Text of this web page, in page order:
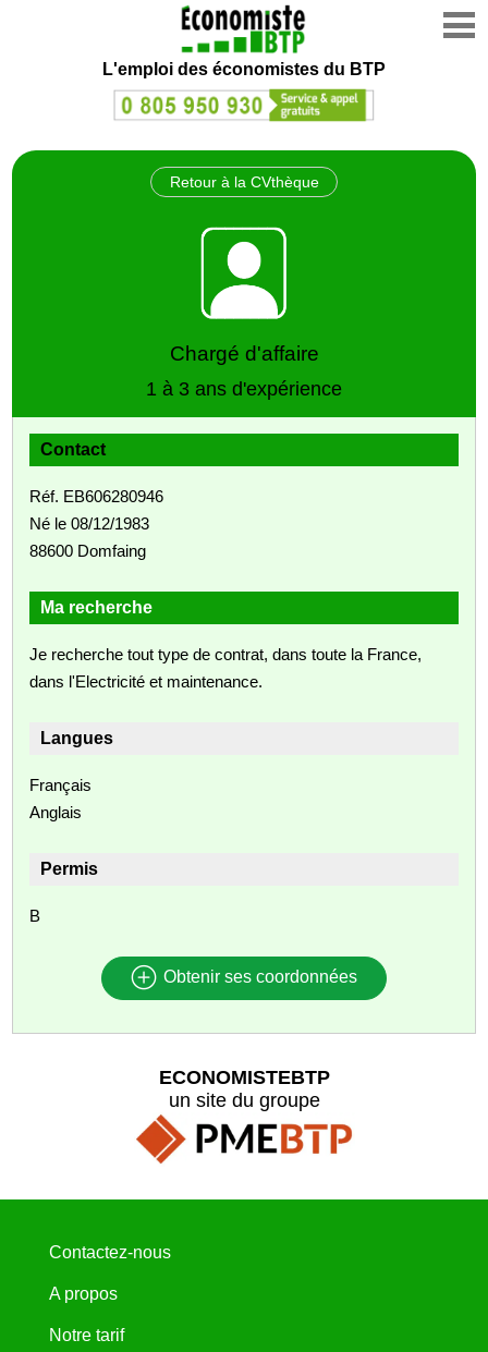
L'emploi des économistes du BTP
Retour à la CVthèque
Chargé d'affaire
1 à 3 ans d'expérience
Contact
Réf. EB606280946
Né le 08/12/1983
88600 Domfaing
Ma recherche
Je recherche tout type de contrat, dans toute la France,
dans l'Electricité et maintenance.
Langues
Français
Anglais
Permis
B
Obtenir ses coordonnées
ECONOMISTEBTP
un site du groupe
Contactez-nous
A propos
Notre tarif